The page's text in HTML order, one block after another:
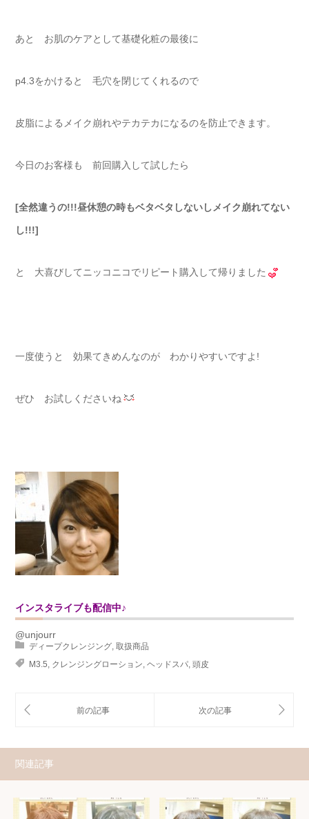
あと お肌のケアとして基礎化粧の最後に
p4.3をかけると 毛穴を閉じてくれるので
皮脂によるメイク崩れやテカテカになるのを防止できます。
今日のお客様も 前回購入して試したら
[全然違うの!!!昼休憩の時もベタベタしないしメイク崩れてない
し!!!]
と 大喜びしてニッコニコでリピート購入して帰りました
一度使うと 効果てきめんなのが わかりやすいですよ!
ぜひ お試しくださいね
インスタライブも配信中♪
@unjourr
ディープクレンジング 取扱商品
M3.5 クレンジングローション ヘッドスパ 頭皮
関連記事